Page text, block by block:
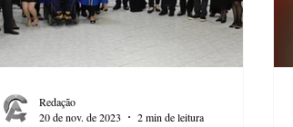
Redação
20 de nov. de 2023
2 min de leitura